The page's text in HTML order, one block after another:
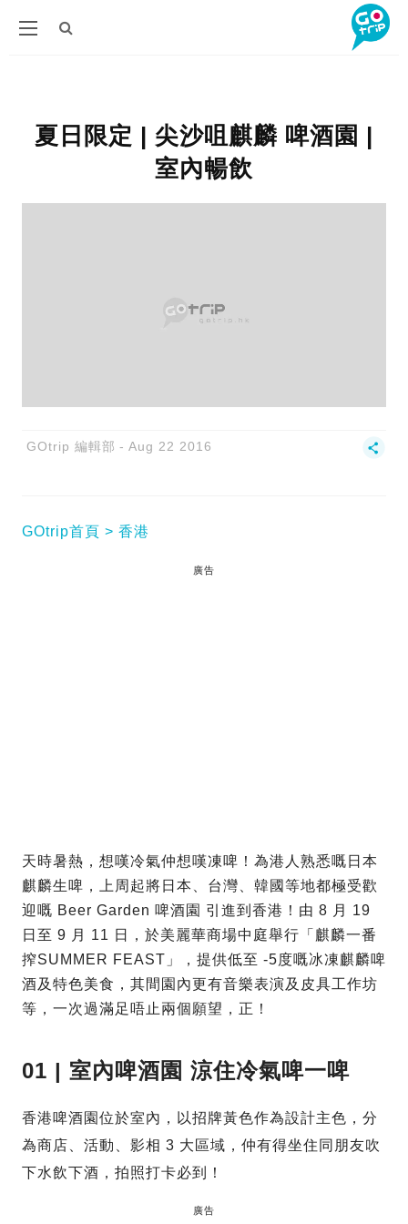
夏日限定 | 尖沙咀麒麟 啤酒園 |
室內暢飲
GOtrip 編輯部 Aug 22 2016
GOtrip首頁 香港
廣告
天時暑熱，想嘆冷氣仲想嘆凍啤！為港人熟悉嘅日本
麒麟生啤，上周起將日本、台灣、韓國等地都極受歡
迎嘅 Beer Garden 啤酒園 引進到香港！由 8 月 19
日至 9 月 11 日，於美麗華商場中庭舉行「麒麟一番
搾SUMMER FEAST」，提供低至 -5度嘅冰凍麒麟啤
酒及特色美食，其間園內更有音樂表演及皮具工作坊
等，一次過滿足唔止兩個願望，正！
01 | 室內啤酒園 涼住冷氣啤一啤
香港啤酒園位於室內，以招牌黃色作為設計主色，分
為商店、活動、影相 3 大區域，仲有得坐住同朋友吹
下水飲下酒，拍照打卡必到！
廣告